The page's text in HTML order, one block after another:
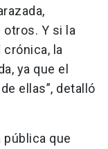
Y si la
la
ya que el
ellas”, detalló
pública que